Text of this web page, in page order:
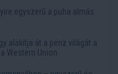
egyszerű a puha almás
alakítja át a pénz világát a
Western Union